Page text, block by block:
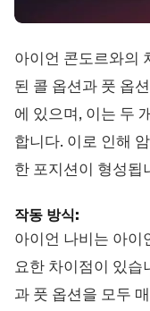
아이언 콘도르와의
된 콜 옵션과 풋 옵
에 있으며, 이는 두
합니다. 이로 인해
한 포지션이 형성됩
작동 방식:
아이언 나비는 아이
요한 차이점이 있습
과 풋 옵션을 모두